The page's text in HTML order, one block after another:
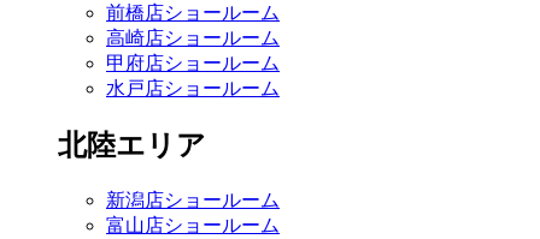
前橋店ショールーム
高崎店ショールーム
甲府店ショールーム
水戸店ショールーム
北陸エリア
新潟店ショールーム
富山店ショールーム